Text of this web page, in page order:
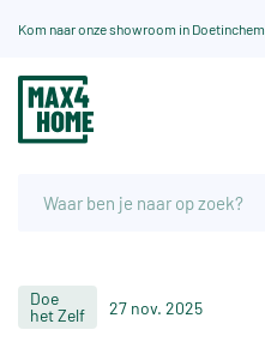
Kom naar onze showroom in Doetinchem
Doe
het Zelf
27 nov. 2025